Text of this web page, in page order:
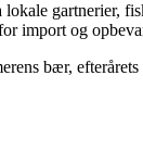
gartnerier,
import og
bær,